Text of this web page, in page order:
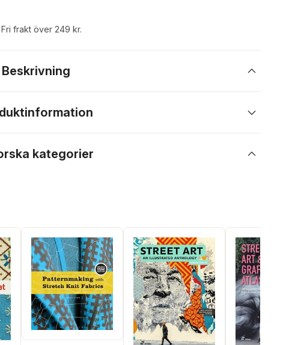
Fri frakt över 249 kr.
Beskrivning
kategorier